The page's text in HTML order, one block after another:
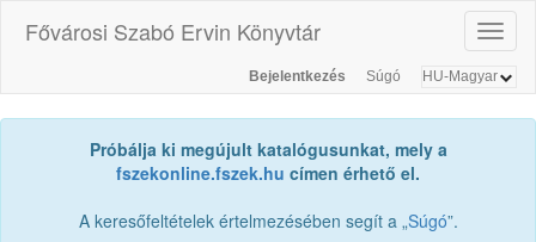
Fővárosi Szabó Ervin Könyvtár
Bejelentkezés Súgó
Próbálja ki megújult katalógusunkat, mely a
fszekonline.fszek.hu címen érhető el.
A keresőfeltételek értelmezésében segít a „Súgó”.